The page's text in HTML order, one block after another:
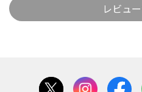
レビュ